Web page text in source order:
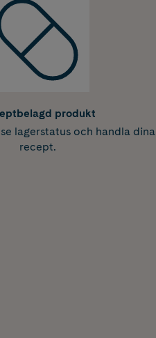
produkt
lagerstatus och handla dina
recept.